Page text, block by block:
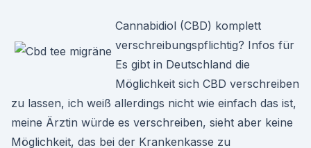
Cannabidiol (CBD) komplett
verschreibungspflichtig? Infos für
Es gibt in Deutschland die
Möglichkeit sich CBD verschreiben
zu lassen, ich weiß allerdings nicht wie einfach das ist,
meine Ärztin würde es verschreiben, sieht aber keine
Möglichkeit, das bei der Krankenkasse zu